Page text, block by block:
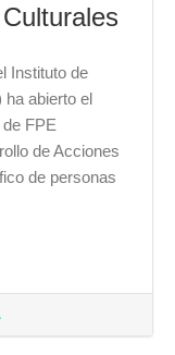
Instituto de
ha abierto el
FPE
de Acciones
de personas